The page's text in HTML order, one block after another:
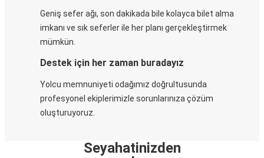
Geniş sefer ağı, son dakikada bile kolayca bilet alma
imkanı ve sık seferler ile her planı gerçekleştirmek
mümkün.
Destek için her zaman buradayız
Yolcu memnuniyeti odağımız doğrultusunda
profesyonel ekiplerimizle sorunlarınıza çözüm
oluşturuyoruz.
Seyahatinizden